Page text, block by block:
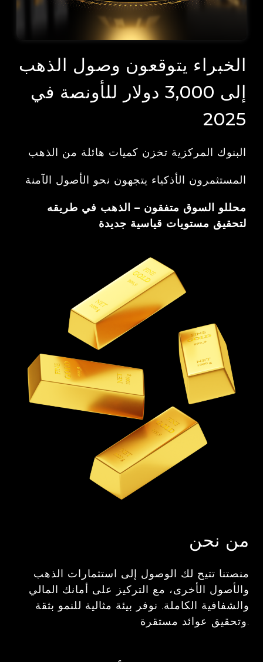
الخبراء يتوقعون وصول الذهب
إلى 3,000 دولار للأونصة في
2025
البنوك المركزية تخزن كميات هائلة من الذهب
المستثمرون الأذكياء يتجهون نحو الأصول الآمنة
محللو السوق متفقون – الذهب في طريقه
لتحقيق مستويات قياسية جديدة
من نحن
منصتنا تتيح لك الوصول إلى استثمارات الذهب
والأصول الأخرى، مع التركيز على أمانك المالي
والشفافية الكاملة. نوفر بيئة مثالية للنمو بثقة
وتحقيق عوائد مستقرة.